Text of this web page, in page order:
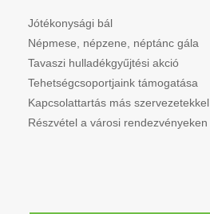
Jótékonysági bál
Népmese, népzene, néptánc gála
Tavaszi hulladékgyűjtési akció
Tehetségcsoportjaink támogatása
Kapcsolattartás más szervezetekkel
Részvétel a városi rendezvényeken